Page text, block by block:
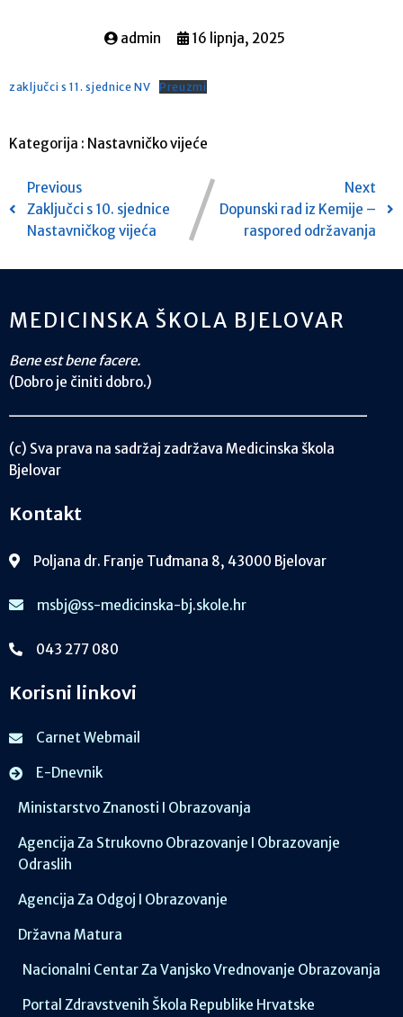
admin 16 lipnja, 2025
zaključci s 11. sjednice NV Preuzmi
Kategorija : Nastavničko vijeće
Previous
Zaključci s 10. sjednice
Nastavničkog vijeća
Next
Dopunski rad iz Kemije –
raspored održavanja
MEDICINSKA ŠKOLA BJELOVAR
Bene est bene facere.
(Dobro je činiti dobro.)
(c) Sva prava na sadržaj zadržava Medicinska škola
Bjelovar
Kontakt
Poljana dr. Franje Tuđmana 8, 43000 Bjelovar
msbj@ss-medicinska-bj.skole.hr
043 277 080
Korisni linkovi
Carnet Webmail
E-Dnevnik
Ministarstvo Znanosti I Obrazovanja
Agencija Za Strukovno Obrazovanje I Obrazovanje
Odraslih
Agencija Za Odgoj I Obrazovanje
Državna Matura
Nacionalni Centar Za Vanjsko Vrednovanje Obrazovanja
Portal Zdravstvenih Škola Republike Hrvatske